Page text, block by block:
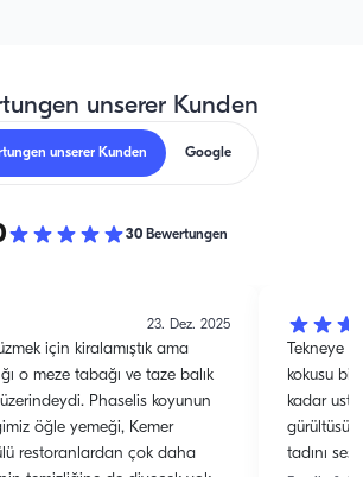
unserer Kunden
unserer Kunden Google
30 Bewertungen
23. Dez. 2025
için kiralamıştık ama
o meze tabağı ve taze balık
Phaselis koyunun
öğle yemeği, Kemer
restoranlardan çok daha
Tekneye
kokusu
kadar
tadını